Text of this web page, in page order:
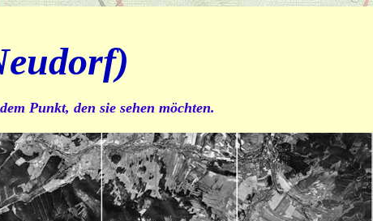
Punkt, den sie sehen möchten.